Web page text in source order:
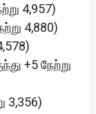
4,957)
4,880)
+5 நேற்று
3,356)